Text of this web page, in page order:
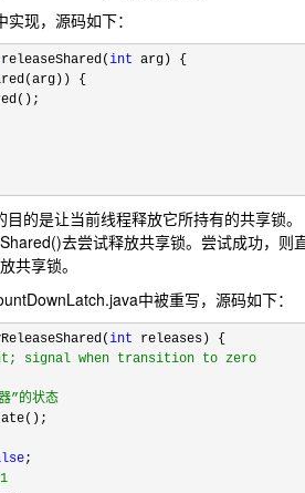
现，源码如下：
releaseShared(int arg) {
{
的是让当前线程释放它所持有的共享锁。
去尝试释放共享锁。尝试成功，则
共享锁。
中被重写，源码如下：
int releases) {
signal when transition to zero
”的状态
;